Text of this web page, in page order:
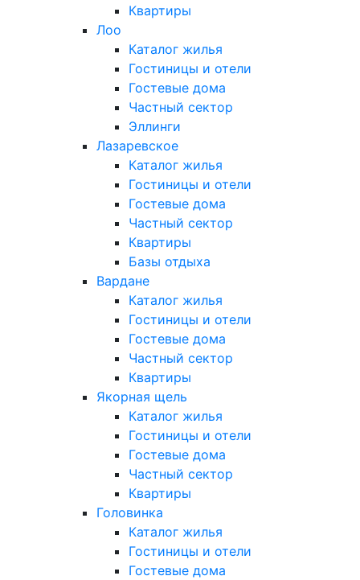
Квартиры
Лоо
Каталог жилья
Гостиницы и отели
Гостевые дома
Частный сектор
Эллинги
Лазаревское
Каталог жилья
Гостиницы и отели
Гостевые дома
Частный сектор
Квартиры
Базы отдыха
Вардане
Каталог жилья
Гостиницы и отели
Гостевые дома
Частный сектор
Квартиры
Якорная щель
Каталог жилья
Гостиницы и отели
Гостевые дома
Частный сектор
Квартиры
Головинка
Каталог жилья
Гостиницы и отели
Гостевые дома